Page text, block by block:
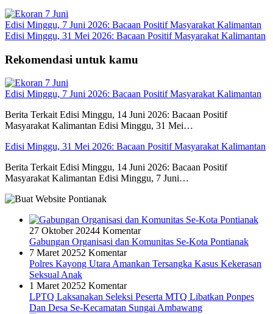
Edisi Minggu, 7 Juni 2026: Bacaan Positif Masyarakat Kalimantan
Edisi Minggu, 31 Mei 2026: Bacaan Positif Masyarakat Kalimantan
Rekomendasi untuk kamu
Edisi Minggu, 7 Juni 2026: Bacaan Positif Masyarakat Kalimantan
Berita Terkait Edisi Minggu, 14 Juni 2026: Bacaan Positif
Masyarakat Kalimantan Edisi Minggu, 31 Mei…
Edisi Minggu, 31 Mei 2026: Bacaan Positif Masyarakat Kalimantan
Berita Terkait Edisi Minggu, 14 Juni 2026: Bacaan Positif
Masyarakat Kalimantan Edisi Minggu, 7 Juni…
27 Oktober 20244 Komentar
Gabungan Organisasi dan Komunitas Se-Kota Pontianak
7 Maret 20252 Komentar
Polres Kayong Utara Amankan Tersangka Kasus Kekerasan
Seksual Anak
1 Maret 20252 Komentar
LPTQ Laksanakan Seleksi Peserta MTQ Libatkan Ponpes
Dan Desa Se-Kecamatan Sungai Ambawang